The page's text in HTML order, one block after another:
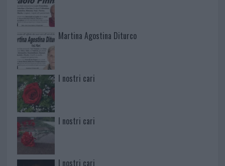
Martina Agostina Diturco
I nostri cari
I nostri cari
I nostri cari